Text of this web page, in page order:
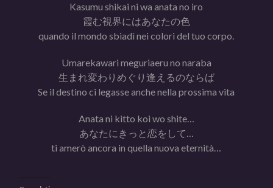
Kasumu shikai ni wa anata no iro
霞む視界にはあなたの色
quando il mondo sbiadì nei colori del tuo corpo.
Umarekawari meguriaeru no naraba
生まれ変わりめぐり逢えるのならば
Se il destino ci legasse anche nella prossima vita
Anata ni kitto koi wo shite…
あなたにきっと恋をして…
ti amerò ancora in quella nuova eternità…